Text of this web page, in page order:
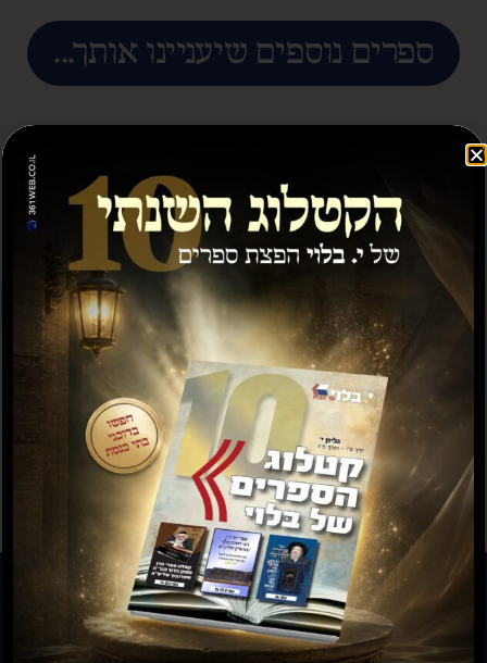
ספרים נוספים שיעניינו אותך...
תשועה ברוב יועץ
₪ 35.00 ₪15.00
תשובה מאת הרב ראובן
לויכטר שליטא
20.00 – ₪30.00